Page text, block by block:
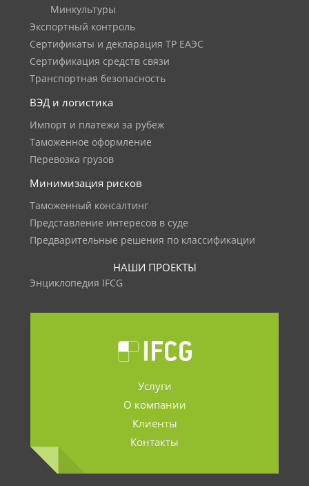
Минкультуры
Экспортный контроль
Сертификаты и декларация ТР ЕАЭС
Сертификация средств связи
Транспортная безопасность
ВЭД и логистика
Импорт и платежи за рубеж
Таможенное оформление
Перевозка грузов
Минимизация рисков
Таможенный консалтинг
Представление интересов в суде
Предварительные решения по классификации
НАШИ ПРОЕКТЫ
Энциклопедия IFCG
Услуги
О компании
Клиенты
Контакты